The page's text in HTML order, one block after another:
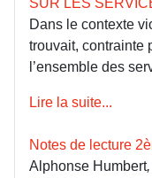
SUR LES
Dans le contexte
trouvait, contrainte
l’ensemble des
Lire la suite...
Notes de lecture
Alphonse Humbert